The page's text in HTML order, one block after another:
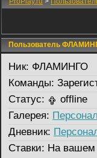
Пользователь
Ник: ФЛАМИНГО
Команды:
Статус:
offline
Галерея:
Дневник:
Ставки: На вашем